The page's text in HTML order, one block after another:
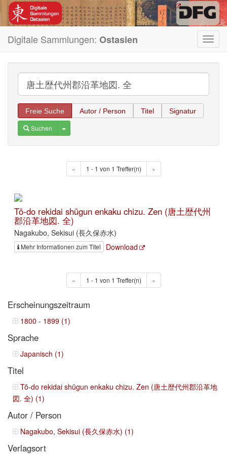
Digitale Sammlungen: Ostasien
Freie Suche Autor / Person Titel Signatur
Suchen Toggle Dropdown
« 1 - 1 von 1 Treffer(n) »
Tō-do rekidai shūgun enkaku chizu. Zen (唐土歴代州
郡沿革地図. 全)
Nagakubo, Sekisui (長久保赤水)
Mehr Informationen zum Titel Download
« 1 - 1 von 1 Treffer(n) »
Erscheinungszeitraum
1800 - 1899 (1)
Sprache
Japanisch (1)
Titel
Tō-do rekidai shūgun enkaku chizu. Zen (唐土歴代州郡沿革地
図. 全) (1)
Autor / Person
Nagakubo, Sekisui (長久保赤水) (1)
Verlagsort